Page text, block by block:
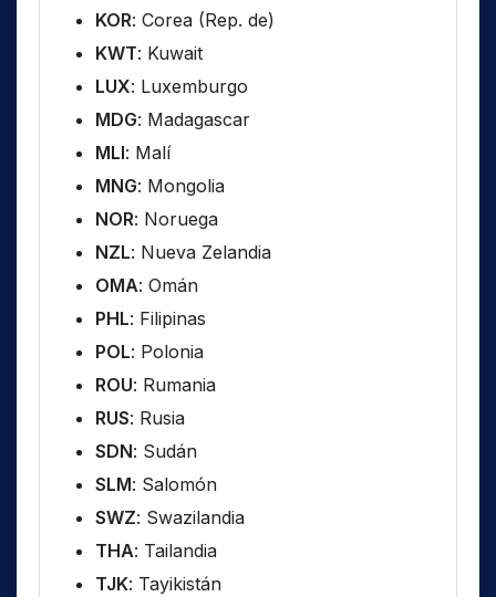
KOR: Corea (Rep. de)
KWT: Kuwait
LUX: Luxemburgo
MDG: Madagascar
MLI: Malí
MNG: Mongolia
NOR: Noruega
NZL: Nueva Zelandia
OMA: Omán
PHL: Filipinas
POL: Polonia
ROU: Rumania
RUS: Rusia
SDN: Sudán
SLM: Salomón
SWZ: Swazilandia
THA: Tailandia
TJK: Tayikistán